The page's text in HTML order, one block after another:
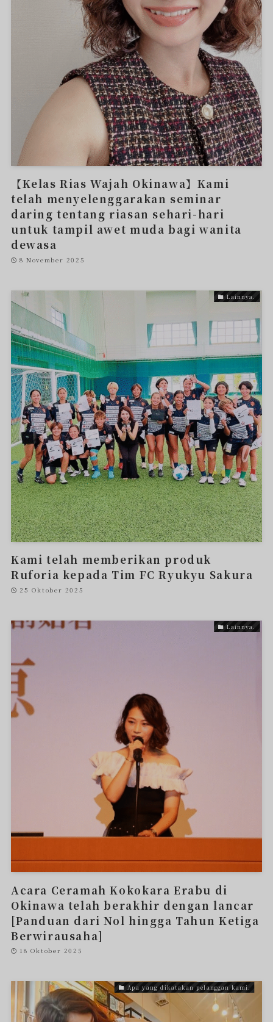
【Kelas Rias Wajah Okinawa】Kami
telah menyelenggarakan seminar
daring tentang riasan sehari-hari
untuk tampil awet muda bagi wanita
dewasa
8 November 2025
Lainnya.
Kami telah memberikan produk
Ruforia kepada Tim FC Ryukyu Sakura
25 Oktober 2025
Lainnya.
Acara Ceramah Kokokara Erabu di
Okinawa telah berakhir dengan lancar
[Panduan dari Nol hingga Tahun Ketiga
Berwirausaha]
18 Oktober 2025
Apa yang dikatakan pelanggan kami.